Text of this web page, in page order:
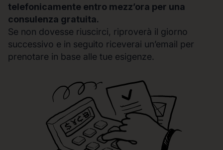
telefonicamente entro mezz’ora per una
consulenza gratuita.
Se non dovesse riuscirci, riproverà il giorno
successivo e in seguito riceverai un’email per
prenotare in base alle tue esigenze.